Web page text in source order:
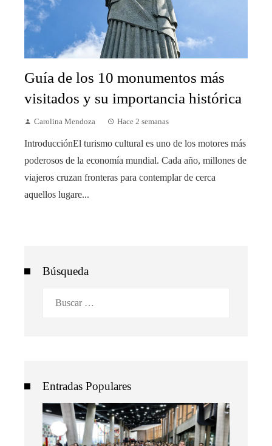
Guía de los 10 monumentos más
visitados y su importancia histórica
Carolina Mendoza Hace 2 semanas
IntroducciónEl turismo cultural es uno de los motores más
poderosos de la economía mundial. Cada año, millones de
viajeros cruzan fronteras para contemplar de cerca
aquellos lugare...
Búsqueda
Entradas Populares